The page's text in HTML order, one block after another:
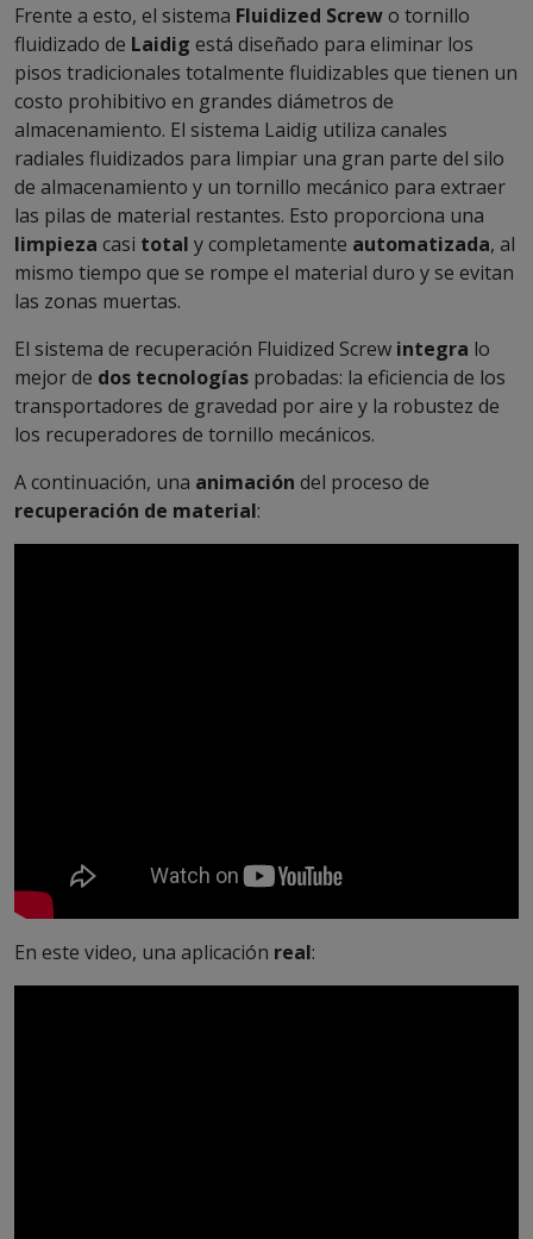
Frente a esto, el sistema Fluidized Screwo tornillo
fluidizado de Laidig está diseñado para eliminar los
pisos tradicionales totalmente fluidizables que tienen un
costo prohibitivo en grandes diámetros de
almacenamiento. El sistema Laidig utiliza canales
radiales fluidizados para limpiar una gran parte del silo
de almacenamiento y un tornillo mecánico para extraer
las pilas de material restantes. Esto proporciona una
limpieza casi total y completamente automatizada, al
mismo tiempo que se rompe el material duro y se evitan
las zonas muertas.
El sistema de recuperación Fluidized Screw integra lo
mejor de dos tecnologías probadas: la eficiencia de los
transportadores de gravedad por aire y la robustez de
los recuperadores de tornillo mecánicos.
A continuación, una animación del proceso de
recuperación de material:
En este video, una aplicación real: